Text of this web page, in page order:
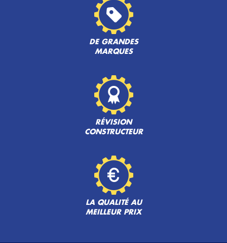
DE GRANDES
MARQUES
RÉVISION
CONSTRUCTEUR
LA QUALITÉ AU
MEILLEUR PRIX